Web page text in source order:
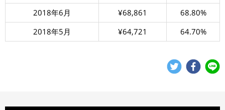
2018年6月
¥68,861
68.80%
2018年5月
¥64,721 64.70%